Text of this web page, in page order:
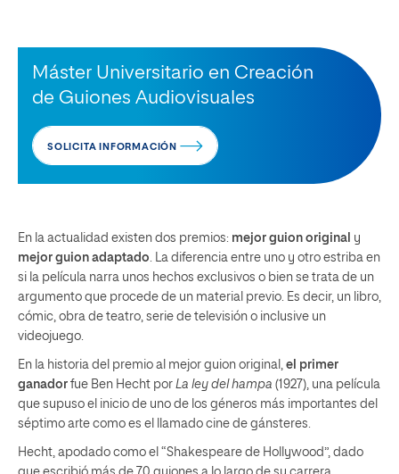
Máster Universitario en Creación
de Guiones Audiovisuales
SOLICITA INFORMACIÓN
En la actualidad existen dos premios: mejor guion original y
mejor guion adaptado . La diferencia entre uno y otro estriba en
si la película narra unos hechos exclusivos o bien se trata de un
argumento que procede de un material previo. Es decir, un libro,
cómic, obra de teatro, serie de televisión o inclusive un
videojuego.
En la historia del premio al mejor guion original, el primer
ganador fue Ben Hecht por La ley del hampa (1927), una película
que supuso el inicio de uno de los géneros más importantes del
séptimo arte como es el llamado cine de gánsteres.
Hecht, apodado como el “Shakespeare de Hollywood”, dado